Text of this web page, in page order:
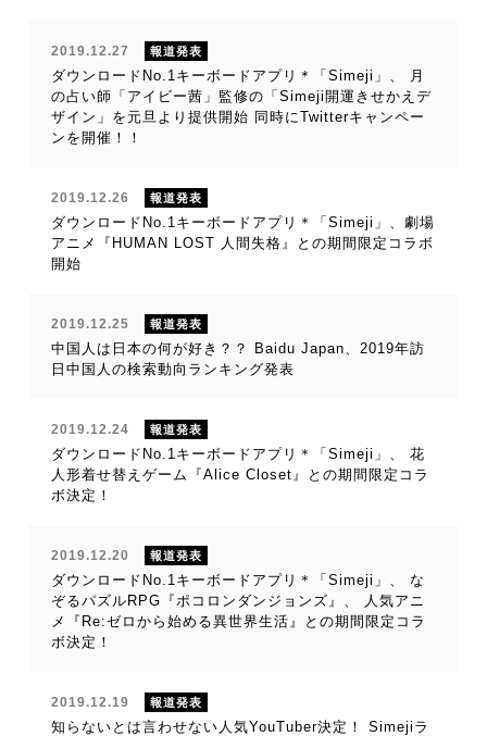
2019.12.27 報道発表
ダウンロードNo.1キーボードアプリ＊「Simeji」、 月
の占い師「アイビー茜」監修の「Simeji開運きせかえデ
ザイン」を元旦より提供開始 同時にTwitterキャンペー
ンを開催！！
2019.12.26 報道発表
ダウンロードNo.1キーボードアプリ＊「Simeji」、劇場
アニメ『HUMAN LOST 人間失格』との期間限定コラボ
開始
2019.12.25 報道発表
中国人は日本の何が好き？？ Baidu Japan、2019年訪
日中国人の検索動向ランキング発表
2019.12.24 報道発表
ダウンロードNo.1キーボードアプリ＊「Simeji」、 花
人形着せ替えゲーム『Alice Closet』との期間限定コラ
ボ決定！
2019.12.20 報道発表
ダウンロードNo.1キーボードアプリ＊「Simeji」、 な
ぞるパズルRPG『ポコロンダンジョンズ』、 人気アニ
メ『Re:ゼロから始める異世界生活』との期間限定コラ
ボ決定！
2019.12.19 報道発表
知らないとは言わせない人気YouTuber決定！ Simejiラ